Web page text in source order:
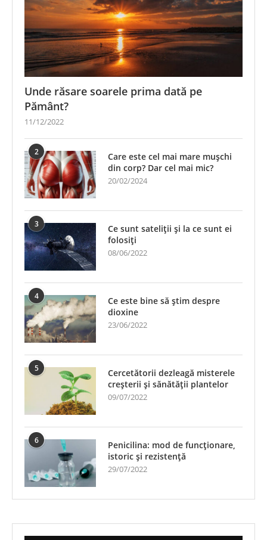
Unde răsare soarele prima dată pe
Pământ?
11/12/2022
2
Care este cel mai mare mușchi
din corp? Dar cel mai mic?
20/02/2024
3
Ce sunt sateliții și la ce sunt ei
folosiți
08/06/2022
4
Ce este bine să știm despre
dioxine
23/06/2022
5
Cercetătorii dezleagă misterele
creșterii și sănătății plantelor
09/07/2022
6
Penicilina: mod de funcționare,
istoric și rezistență
29/07/2022